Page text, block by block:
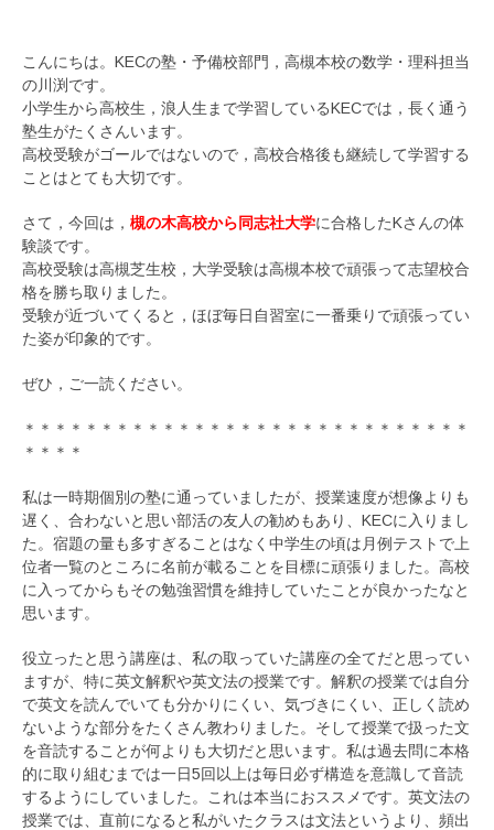
こんにちは。KECの塾・予備校部門，高槻本校の数学・理科担当
の川渕です。
小学生から高校生，浪人生まで学習しているKECでは，長く通う
塾生がたくさんいます。
高校受験がゴールではないので，高校合格後も継続して学習する
ことはとても大切です。
さて，今回は， 槻の木高校から同志社大学に合格したKさんの体
験談です。
高校受験は高槻芝生校，大学受験は高槻本校で頑張って志望校合
格を勝ち取りました。
受験が近づいてくると，ほぼ毎日自習室に一番乗りで頑張ってい
た姿が印象的です。
ぜひ，ご一読ください。
＊＊＊＊＊＊＊＊＊＊＊＊＊＊＊＊＊＊＊＊＊＊＊＊＊＊＊＊＊
＊＊＊＊
私は一時期個別の塾に通っていましたが、授業速度が想像よりも
遅く、合わないと思い部活の友人の勧めもあり、KECに入りまし
た。宿題の量も多すぎることはなく中学生の頃は月例テストで上
位者一覧のところに名前が載ることを目標に頑張りました。高校
に入ってからもその勉強習慣を維持していたことが良かったなと
思います。
役立ったと思う講座は、私の取っていた講座の全てだと思ってい
ますが、特に英文解釈や英文法の授業です。解釈の授業では自分
で英文を読んでいても分かりにくい、気づきにくい、正しく読め
ないような部分をたくさん教わりました。そして授業で扱った文
を音読することが何よりも大切だと思います。私は過去問に本格
的に取り組むまでは一日5回以上は毎日必ず構造を意識して音読
するようにしていました。これは本当におススメです。英文法の
授業では、直前になると私がいたクラスは文法というより、頻出